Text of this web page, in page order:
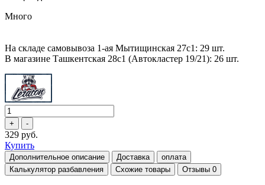
Много
На складе самовывоза 1-ая Мытищинская 27с1: 29 шт.
В магазине Ташкентская 28с1 (Автокластер 19/21): 26 шт.
329 руб.
Купить
Дополнительное описание Доставка
оплата
Калькулятор разбавления
Схожие товары Отзывы 0